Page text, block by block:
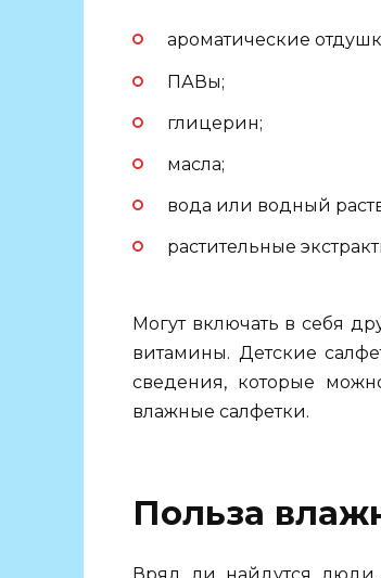
ароматические
ПАВы;
глицерин;
масла;
вода или водный
растительные
Могут включать в себя
витамины. Детские
сведения, которые
влажные салфетки.
Польза
Вряд ли найдутся